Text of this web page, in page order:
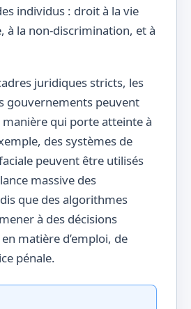
individus : droit à la vie
à la non-discrimination, et à
juridiques stricts, les
gouvernements peuvent
manière qui porte atteinte à
des systèmes de
peuvent être utilisés
massive des
que des algorithmes
à des décisions
matière d’emploi, de
pénale.